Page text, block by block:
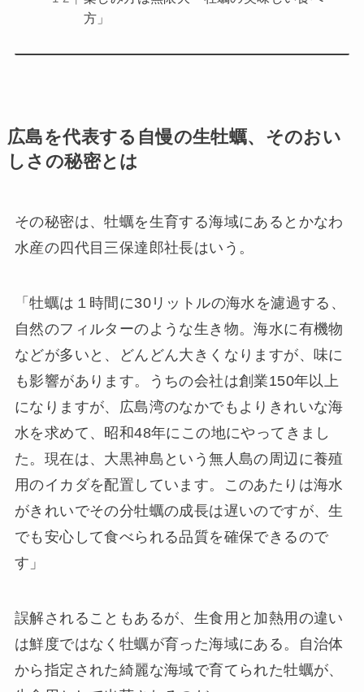
方」
広島を代表する自慢の生牡蠣、そのおい
しさの秘密とは
その秘密は、牡蠣を生育する海域にあるとかなわ
水産の四代目三保達郎社長はいう。
「牡蠣は１時間に30リットルの海水を濾過する、
自然のフィルターのような生き物。海水に有機物
などが多いと、どんどん大きくなりますが、味に
も影響があります。うちの会社は創業150年以上
になりますが、広島湾のなかでもよりきれいな海
水を求めて、昭和48年にこの地にやってきまし
た。現在は、大黒神島という無人島の周辺に養殖
用のイカダを配置しています。このあたりは海水
がきれいでその分牡蠣の成長は遅いのですが、生
でも安心して食べられる品質を確保できるので
す」
誤解されることもあるが、生食用と加熱用の違い
は鮮度ではなく牡蠣が育った海域にある。自治体
から指定された綺麗な海域で育てられた牡蠣が、